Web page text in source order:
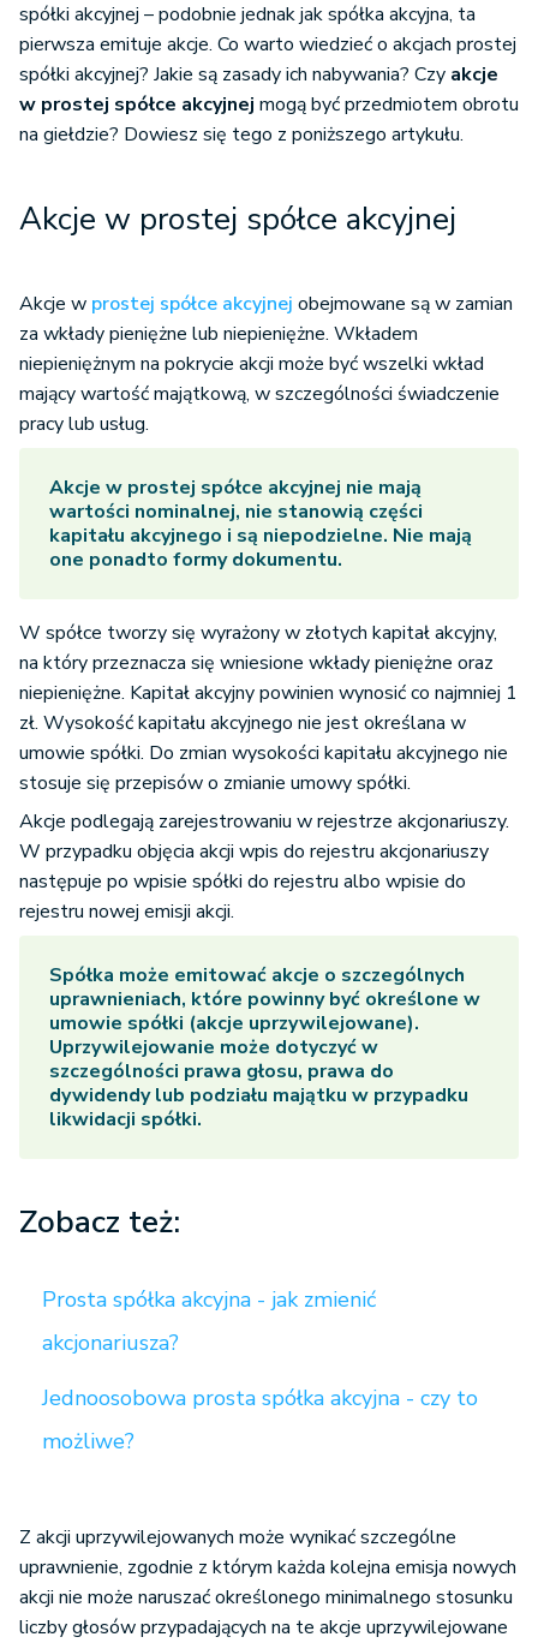
spółki akcyjnej – podobnie jednak jak spółka akcyjna, ta
pierwsza emituje akcje. Co warto wiedzieć o akcjach prostej
spółki akcyjnej? Jakie są zasady ich nabywania? Czy akcje
w prostej spółce akcyjnej mogą być przedmiotem obrotu
na giełdzie? Dowiesz się tego z poniższego artykułu.
Akcje w prostej spółce akcyjnej
Akcje w prostej spółce akcyjnej obejmowane są w zamian
za wkłady pieniężne lub niepieniężne. Wkładem
niepieniężnym na pokrycie akcji może być wszelki wkład
mający wartość majątkową, w szczególności świadczenie
pracy lub usług.
Akcje w prostej spółce akcyjnej nie mają
wartości nominalnej, nie stanowią części
kapitału akcyjnego i są niepodzielne. Nie mają
one ponadto formy dokumentu.
W spółce tworzy się wyrażony w złotych kapitał akcyjny,
na który przeznacza się wniesione wkłady pieniężne oraz
niepieniężne. Kapitał akcyjny powinien wynosić co najmniej 1
zł. Wysokość kapitału akcyjnego nie jest określana w
umowie spółki. Do zmian wysokości kapitału akcyjnego nie
stosuje się przepisów o zmianie umowy spółki.
Akcje podlegają zarejestrowaniu w rejestrze akcjonariuszy.
W przypadku objęcia akcji wpis do rejestru akcjonariuszy
następuje po wpisie spółki do rejestru albo wpisie do
rejestru nowej emisji akcji.
Spółka może emitować akcje o szczególnych
uprawnieniach, które powinny być określone w
umowie spółki (akcje uprzywilejowane).
Uprzywilejowanie może dotyczyć w
szczególności prawa głosu, prawa do
dywidendy lub podziału majątku w przypadku
likwidacji spółki.
Zobacz też:
Prosta spółka akcyjna - jak zmienić
akcjonariusza?
Jednoosobowa prosta spółka akcyjna - czy to
możliwe?
Z akcji uprzywilejowanych może wynikać szczególne
uprawnienie, zgodnie z którym każda kolejna emisja nowych
akcji nie może naruszać określonego minimalnego stosunku
liczby głosów przypadających na te akcje uprzywilejowane